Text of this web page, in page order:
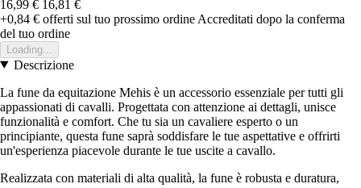
16,99 € 16,81 €
+0,84 € offerti sul tuo prossimo ordine Accreditati dopo la conferma
del tuo ordine
Loading...
Descrizione
La fune da equitazione Mehis è un accessorio essenziale per tutti gli
appassionati di cavalli. Progettata con attenzione ai dettagli, unisce
funzionalità e comfort. Che tu sia un cavaliere esperto o un
principiante, questa fune saprà soddisfare le tue aspettative e offrirti
un'esperienza piacevole durante le tue uscite a cavallo.
Realizzata con materiali di alta qualità, la fune è robusta e duratura,